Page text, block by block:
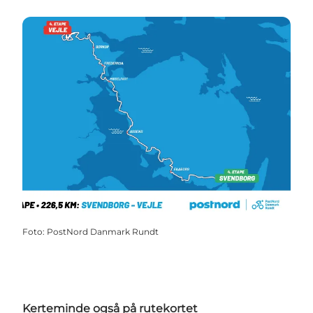
Foto: PostNord Danmark Rundt
Kerteminde også på rutekortet